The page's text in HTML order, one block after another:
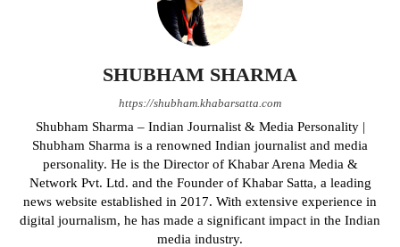
SHUBHAM SHARMA
https://shubham.khabarsatta.com
Shubham Sharma – Indian Journalist & Media Personality |
Shubham Sharma is a renowned Indian journalist and media
personality. He is the Director of Khabar Arena Media &
Network Pvt. Ltd. and the Founder of Khabar Satta, a leading
news website established in 2017. With extensive experience in
digital journalism, he has made a significant impact in the Indian
media industry.